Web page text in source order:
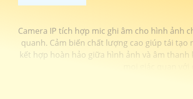
Camera IP tích hợp mic ghi âm cho hình ảnh
quanh. Cảm biến chất lượng cao giúp tái
kết hợp hoàn hảo giữa hình ảnh và âm